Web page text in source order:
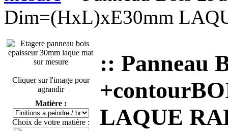
Dim=(HxL)xE30mm
Cliquer sur l'image pour
agrandir
Matière :
Choix de votre matière :
:: Panneau
LAQUE